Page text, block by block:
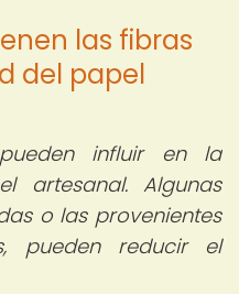
las fibras
del papel
influir en la
artesanal. Algunas
o las provenientes
pueden reducir el